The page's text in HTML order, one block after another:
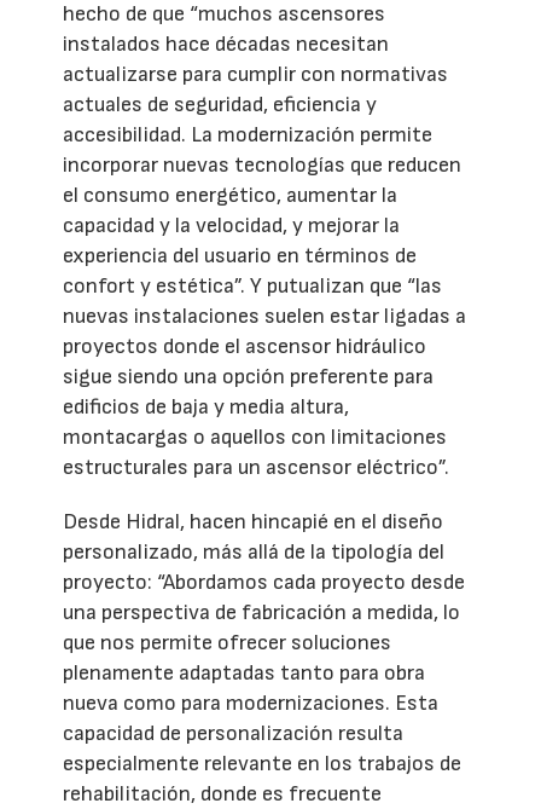
hecho de que “muchos ascensores
instalados hace décadas necesitan
actualizarse para cumplir con normativas
actuales de seguridad, eficiencia y
accesibilidad. La modernización permite
incorporar nuevas tecnologías que reducen
el consumo energético, aumentar la
capacidad y la velocidad, y mejorar la
experiencia del usuario en términos de
confort y estética”. Y putualizan que “las
nuevas instalaciones suelen estar ligadas a
proyectos donde el ascensor hidráulico
sigue siendo una opción preferente para
edificios de baja y media altura,
montacargas o aquellos con limitaciones
estructurales para un ascensor eléctrico”.
Desde Hidral, hacen hincapié en el diseño
personalizado, más allá de la tipología del
proyecto: “Abordamos cada proyecto desde
una perspectiva de fabricación a medida, lo
que nos permite ofrecer soluciones
plenamente adaptadas tanto para obra
nueva como para modernizaciones. Esta
capacidad de personalización resulta
especialmente relevante en los trabajos de
rehabilitación, donde es frecuente